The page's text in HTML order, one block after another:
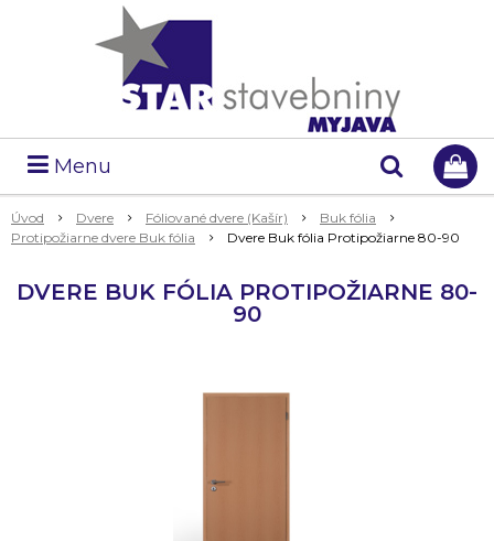
Menu
Úvod Dvere Fóliované dvere (Kašír)
Buk fólia
Protipožiarne dvere Buk fólia
Dvere Buk fólia Protipožiarne 80-90
DVERE BUK FÓLIA PROTIPOŽIARNE 80-
90